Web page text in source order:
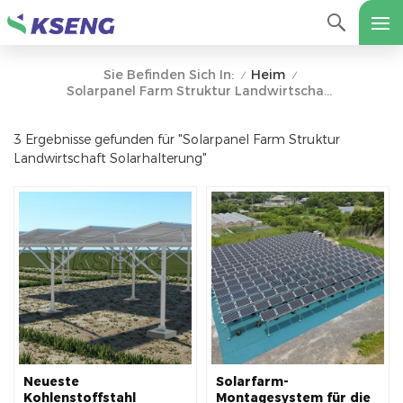
Sie Befinden Sich In: / Heim /
Solarpanel Farm Struktur Landwirtschaft Solarhalterung
3 Ergebnisse gefunden für "Solarpanel Farm Struktur
Landwirtschaft Solarhalterung"
Neueste
Kohlenstoffstahl
Solarfarm-
Montagesystem für die